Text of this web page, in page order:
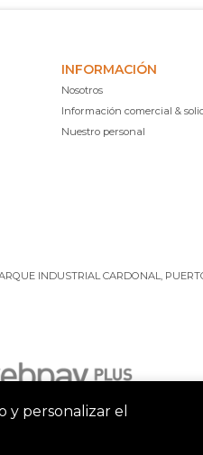
INFORMACIÓN
Nosotros
Información comercial &
Nuestro personal
INDUSTRIAL CARDONAL,
y personalizar el